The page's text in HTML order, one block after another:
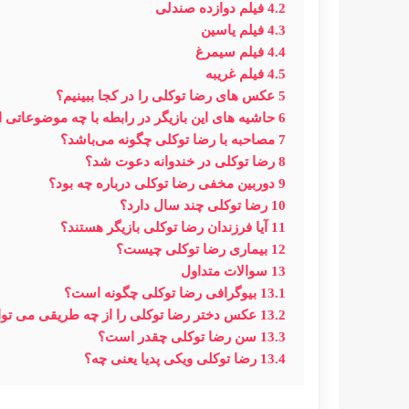
4.2 فیلم دوازده صندلی
4.3 فیلم یاسین
4.4 فیلم سیمرغ
4.5 فیلم غریبه
5 عکس های رضا توکلی را در کجا ببینیم؟
6 حاشیه های این بازیگر در رابطه با چه
7 مصاحبه با رضا توکلی چگونه می‌باشد؟
8 رضا توکلی در خندوانه دعوت شد؟
9 دوربین مخفی رضا توکلی درباره چه بود؟
10 رضا توکلی چند سال دارد؟
11 آیا فرزندان رضا توکلی بازیگر هستند؟
12 بیماری رضا توکلی چیست؟
13 سوالات متداول
13.1 بیوگرافی رضا توکلی چگونه است؟
13.2 عکس دختر رضا توکلی را از چه طریقی می
13.3 سن رضا توکلی چقدر است؟
13.4 رضا توکلی ویکی پدیا یعنی چه؟